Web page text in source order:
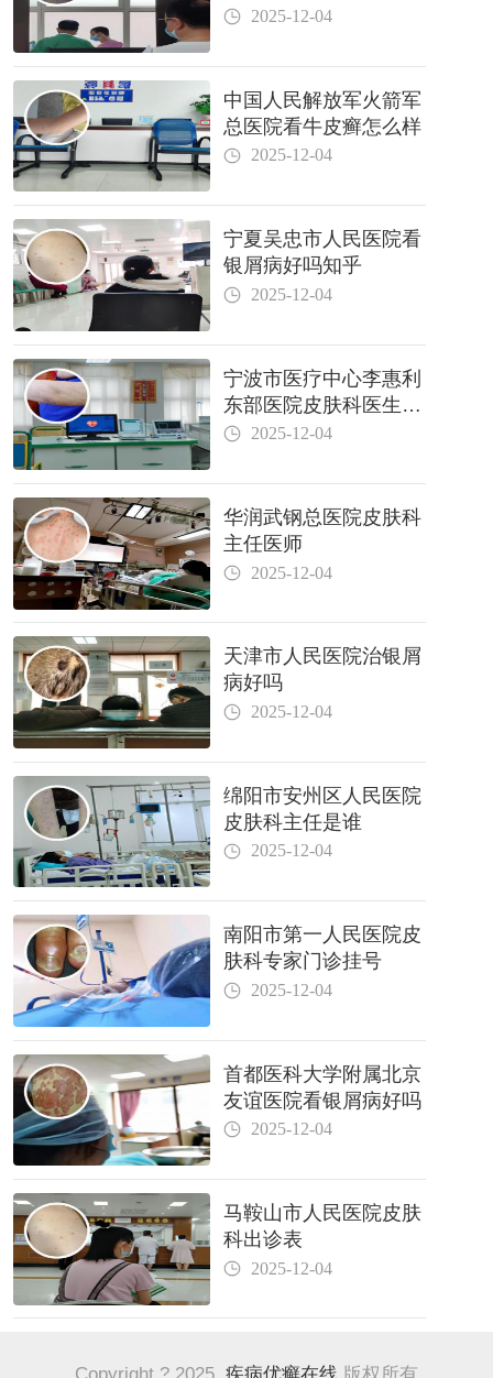
2025-12-04
中国人民解放军火箭军
总医院看牛皮癣怎么样
2025-12-04
宁夏吴忠市人民医院看
银屑病好吗知乎
2025-12-04
宁波市医疗中心李惠利
东部医院皮肤科医生哪
个好2025-12-04
华润武钢总医院皮肤科
主任医师
2025-12-04
天津市人民医院治银屑
病好吗
2025-12-04
绵阳市安州区人民医院
皮肤科主任是谁
2025-12-04
南阳市第一人民医院皮
肤科专家门诊挂号
2025-12-04
首都医科大学附属北京
友谊医院看银屑病好吗
2025-12-04
马鞍山市人民医院皮肤
科出诊表
2025-12-04